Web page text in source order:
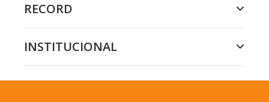
RECORD
INSTITUCIONAL